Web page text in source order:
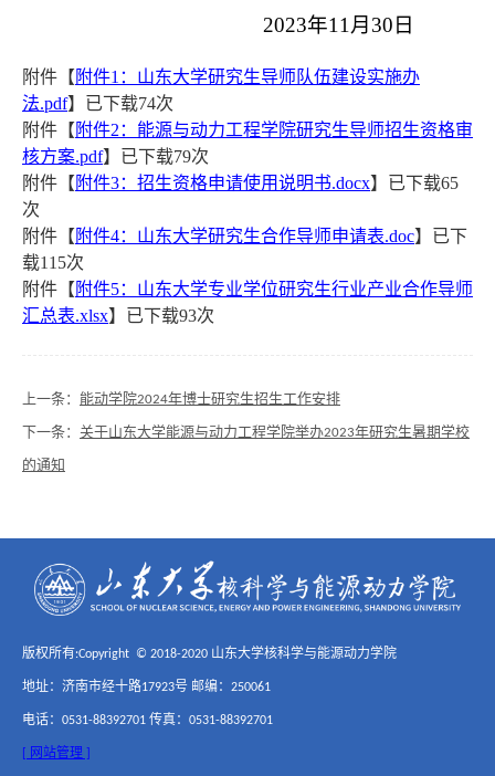
2023年11月30日
附件【 附件1：山东大学研究生导师队伍建设实施办
法.pdf】已下载74次
附件【 附件2：能源与动力工程学院研究生导师招生资格审
核方案.pdf】已下载79次
附件【 附件3：招生资格申请使用说明书.docx】已下载65
次
附件【 附件4：山东大学研究生合作导师申请表.doc】已下
载115次
附件【 附件5：山东大学专业学位研究生行业产业合作导师
汇总表.xlsx】已下载93次
上一条： 能动学院2024年博士研究生招生工作安排
下一条： 关于山东大学能源与动力工程学院举办2023年研究生暑期学校
的通知
版权所有:Copyright © 2018-2020 山东大学核科学与能源动力学院
地址：济南市经十路17923号 邮编：250061
电话：0531-88392701 传真：0531-88392701
[ 网站管理 ]